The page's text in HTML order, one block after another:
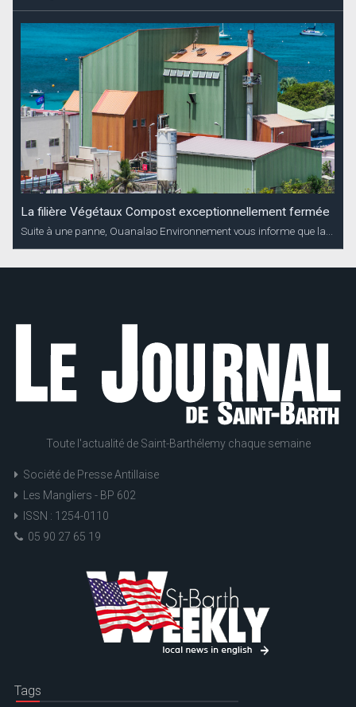
La filière Végétaux Compost exceptionnellement fermée
Suite à une panne, Ouanalao Environnement vous informe que la...
Toute l'actualité de Saint-Barthélemy chaque semaine
Société de Presse Antillaise
Les Mangliers - BP 602
ISSN : 1254-0110
05 90 27 65 19
Tags